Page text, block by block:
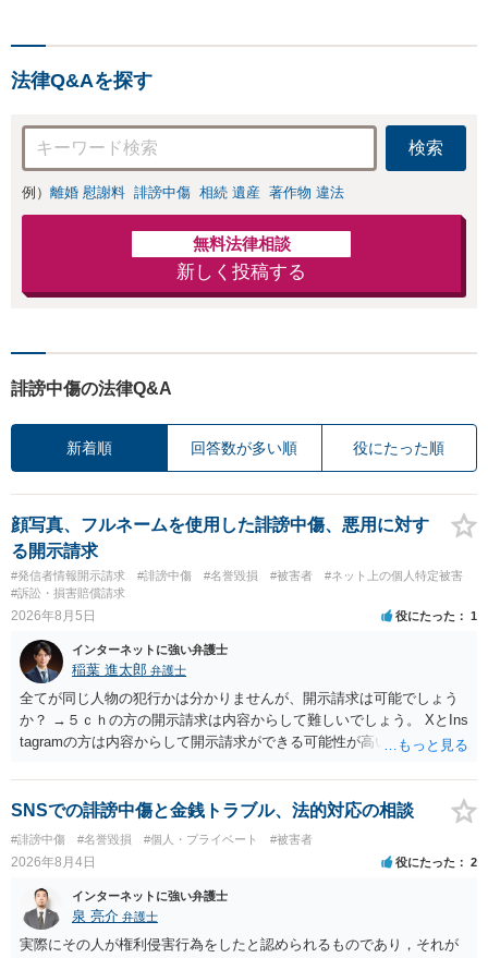
法律Q&Aを探す
検索
例） 離婚 慰謝料 誹謗中傷 相続 遺産 著作物 違法
無料法律相談
新しく投稿する
誹謗中傷の法律Q&A
新着順 回答数が多い順 役にたった順
顔写真、フルネームを使用した誹謗中傷、悪用に対す
る開示請求
#発信者情報開示請求 #誹謗中傷 #名誉毀損 #被害者
#ネット上の個人特定被害
#訴訟・損害賠償請求
2026年8月5日 役にたった 1
インターネットに強い弁護士
稲葉 進太郎 弁護士
全てが同じ人物の犯行かは分かりませんが、開示請求は可能でしょう
か？ →５ｃｈの方の開示請求は内容からして難しいでしょう。 XとIns
tagramの方は内容からして開示請求ができる可能性が高いでしょう。
いでしょう。７月中にアカウントが削除されている場合、今から進め
ても失敗する可能性が高いように思われます。 相手を特定できた場
合、相手に全ての弁護士費用を負担させることは可能でしょうか？ →
訴訟外の交渉で相手方が認めれば負担させることができるでしょう。
訴訟で判決となった場合は、実際の弁護士費用が認められる場合と認
められない場合があり何ともいえないところでしょう。
SNSでの誹謗中傷と金銭トラブル、法的対応の相談
#誹謗中傷 #名誉毀損 #個人・プライベート #被害者
2026年8月4日 役にたった 2
インターネットに強い弁護士
泉 亮介 弁護士
実際にその人が権利侵害行為をしたと認められるものであり，それが